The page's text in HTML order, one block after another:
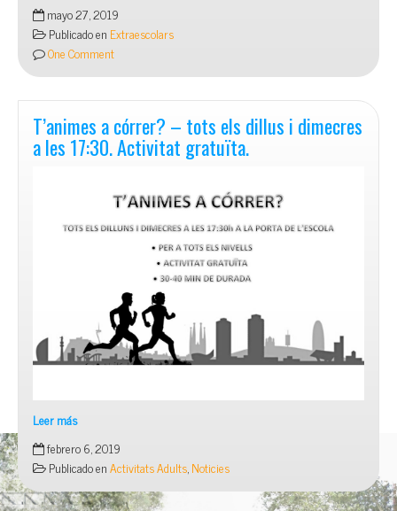
de
Teatre
Musical,
dissabte
1
de
juny
a
mayo 27, 2019
Publicado en Extraescolars
One Comment
T’animes a córrer? – tots els dillus i dimecres
a les 17:30. Activitat gratuïta.
Leer más
T’animes
a
córrer?
–
febrero 6, 2019
Publicado enActivitats Adults,Noticies